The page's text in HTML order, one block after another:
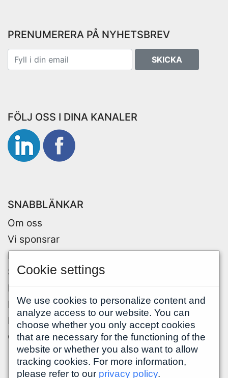
PRENUMERERA PÅ NYHETSBREV
SKICKA
FÖLJ OSS I DINA KANALER
SNABBLÄNKAR
Om oss
Vi sponsrar
Lediga jobb
Spontanansökan
Media
Ledning
Integritetspolicy
Cookies
Cookie settings
We use cookies to personalize content and
analyze access to our website. You can
choose whether you only accept cookies
that are necessary for the functioning of the
website or whether you also want to allow
tracking cookies. For more information,
please refer to our privacy policy.